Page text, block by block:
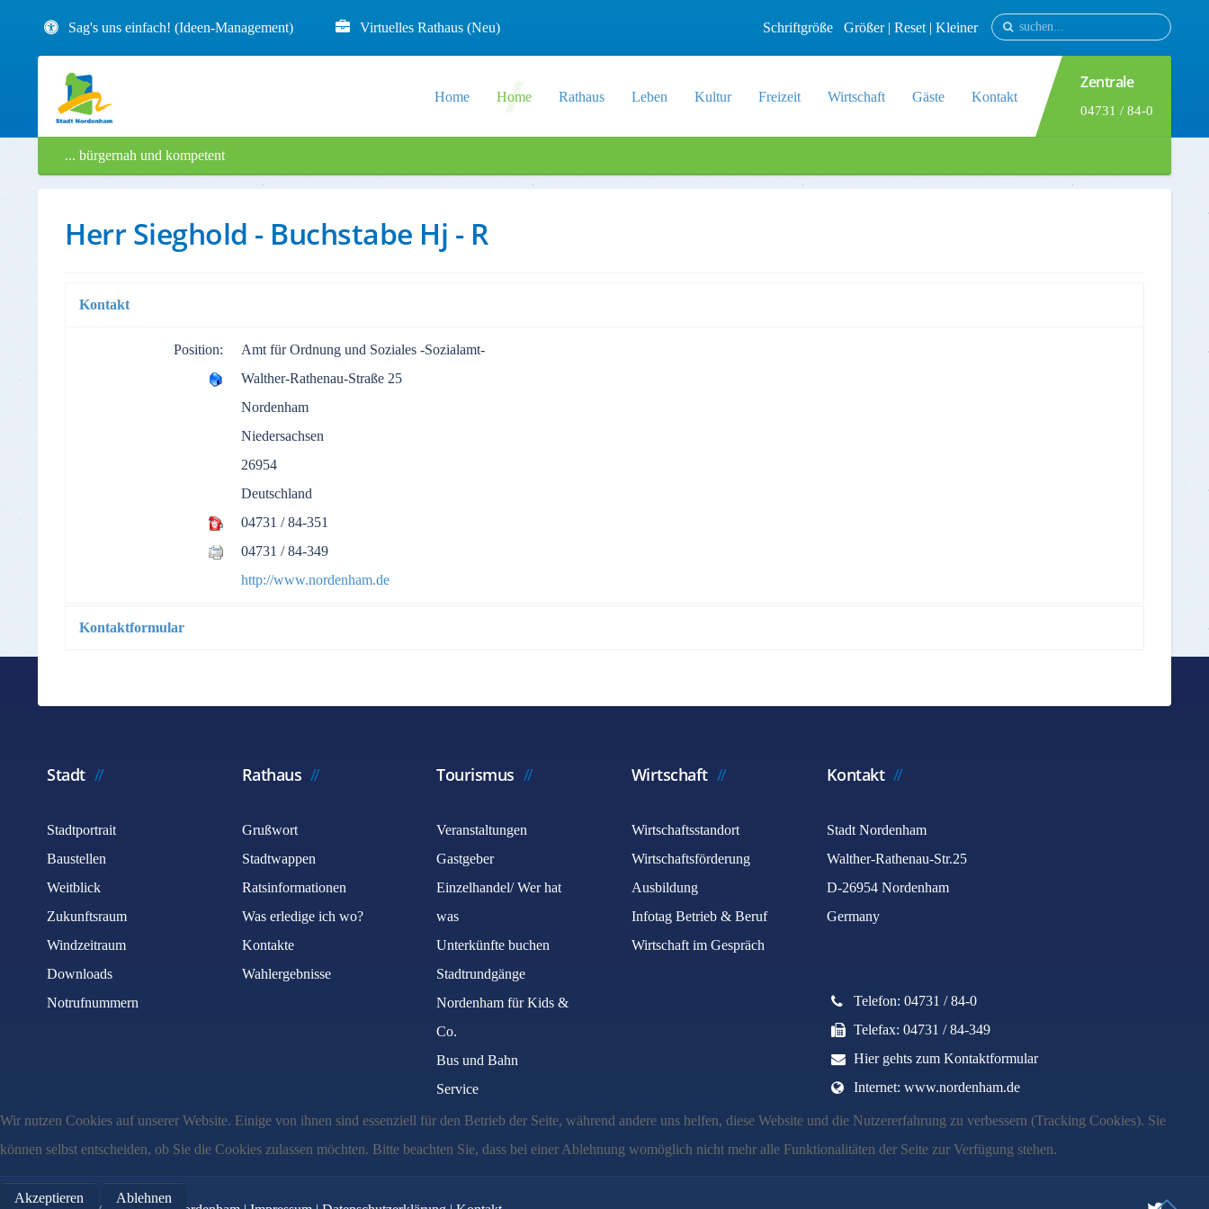
Sag's uns einfach! (Ideen-Management) Virtuelles Rathaus (Neu) Schriftgröße Größer| Reset | Kleiner
Home Home Rathaus Leben Kultur Freizeit Wirtschaft Gäste Kontakt
Zentrale
04731 / 84-0
... bürgernah und kompetent
Herr Sieghold - Buchstabe Hj - R
Kontakt
Position:
Amt für Ordnung und Soziales -Sozialamt-
Walther-Rathenau-Straße 25
Nordenham
Niedersachsen
26954
Deutschland
04731 / 84-351
04731 / 84-349
http://www.nordenham.de
Kontaktformular
*Benötigtes Feld
E-Mail
Nachricht
Stadt
Stadtportrait
Baustellen
Weitblick
Zukunftsraum
Windzeitraum
Downloads
Notrufnummern
Rathaus
Grußwort
Stadtwappen
Ratsinformationen
Was erledige ich wo?
Kontakte
Wahlergebnisse
Tourismus
Veranstaltungen
Gastgeber
Einzelhandel/ Wer hat
was
Unterkünfte buchen
Stadtrundgänge
Nordenham für Kids &
Co.
Bus und Bahn
Service
Wirtschaft
Wirtschaftsstandort
Wirtschaftsförderung
Ausbildung
Infotag Betrieb & Beruf
Wirtschaft im Gespräch
Kontakt
Stadt Nordenham
Walther-Rathenau-Str.25
D-26954 Nordenham
Germany
Telefon: 04731 / 84-0
Telefax: 04731 / 84-349
Hier gehts zum Kontaktformular
Internet: www.nordenham.de
Wir nutzen Cookies auf unserer Website. Einige von ihnen sind essenziell für den Betrieb der Seite, während andere uns helfen, diese Website und die Nutzererfahrung zu verbessern (Tracking Cookies). Sie
können selbst entscheiden, ob Sie die Cookies zulassen möchten. Bitte beachten Sie, dass bei einer Ablehnung womöglich nicht mehr alle Funktionalitäten der Seite zur Verfügung stehen.
Akzeptieren Ablehnen